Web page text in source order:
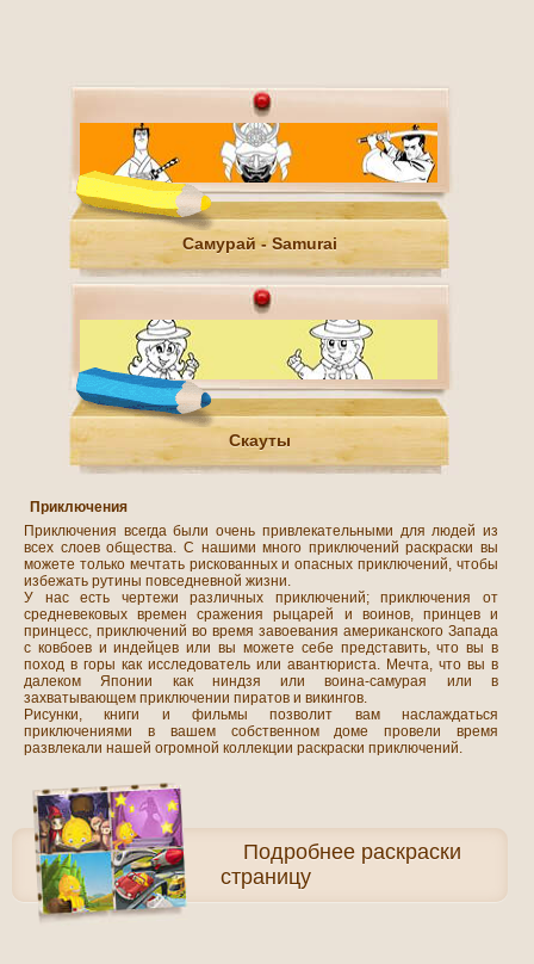
Самурай - Samurai
Скауты
Приключения
Приключения всегда были очень привлекательными для людей из
всех слоев общества. С нашими много приключений раскраски вы
можете только мечтать рискованных и опасных приключений, чтобы
избежать рутины повседневной жизни.
У нас есть чертежи различных приключений; приключения от
средневековых времен сражения рыцарей и воинов, принцев и
принцесс, приключений во время завоевания американского Запада
с ковбоев и индейцев или вы можете себе представить, что вы в
поход в горы как исследователь или авантюриста. Мечта, что вы в
далеком Японии как ниндзя или воина-самурая или в
захватывающем приключении пиратов и викингов.
Рисунки, книги и фильмы позволит вам наслаждаться
приключениями в вашем собственном доме провели время
развлекали нашей огромной коллекции раскраски приключений.
Подробнее раскраски
страницу